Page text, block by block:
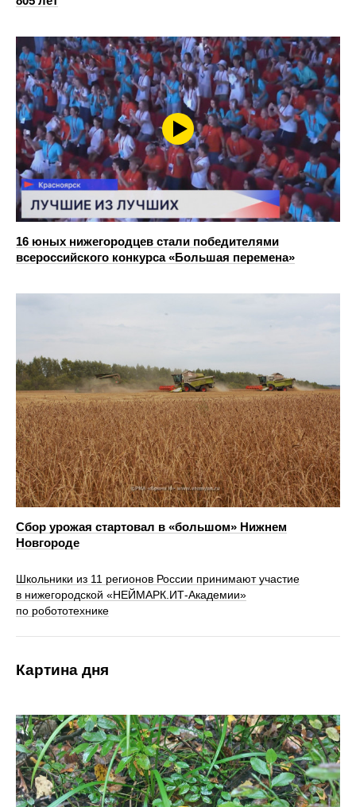
16 юных нижегородцев стали победителями
всероссийского конкурса «Большая перемена»
Сбор урожая стартовал в «большом» Нижнем
Новгороде
Школьники из 11 регионов России принимают участие
в нижегородской «НЕЙМАРК.ИТ-Академии»
по робототехнике
Картина дня